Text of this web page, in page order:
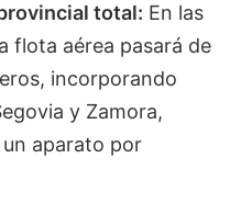
total: En las
flota aérea pasará de
incorporando
y Zamora,
aparato por